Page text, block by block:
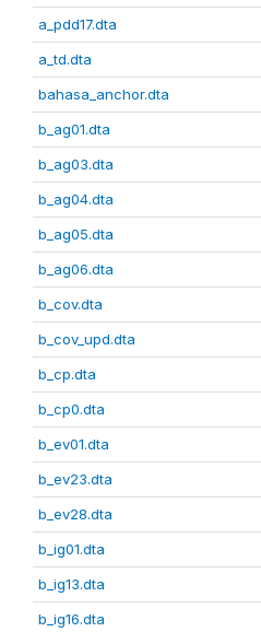
a_pdd17.dta
a_td.dta
bahasa_anchor.dta
b_ag01.dta
b_ag03.dta
b_ag04.dta
b_ag05.dta
b_ag06.dta
b_cov.dta
b_cov_upd.dta
b_cp.dta
b_cp0.dta
b_ev01.dta
b_ev23.dta
b_ev28.dta
b_ig01.dta
b_ig13.dta
b_ig16.dta